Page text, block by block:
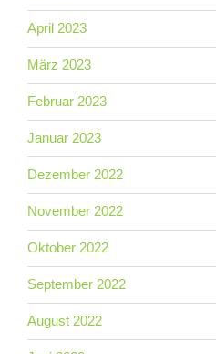
April 2023
März 2023
Februar 2023
Januar 2023
Dezember 2022
November 2022
Oktober 2022
September 2022
August 2022